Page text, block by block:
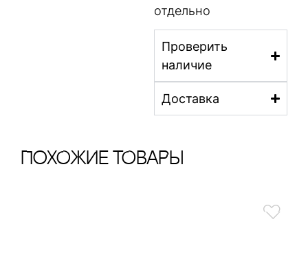
отдельно
Проверить
наличие
Доставка
ПохОжИе тОваРы